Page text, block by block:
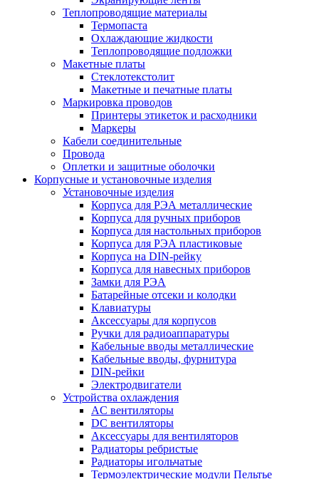
Теплопроводящие материалы
Термопаста
Охлаждающие жидкости
Теплопроводящие подложки
Макетные платы
Стеклотекстолит
Макетные и печатные платы
Маркировка проводов
Принтеры этикеток и расходники
Маркеры
Кабели соединительные
Провода
Оплетки и защитные оболочки
Корпусные и установочные изделия
Установочные изделия
Корпуса для РЭА металлические
Корпуса для ручных приборов
Корпуса для настольных приборов
Корпуса для РЭА пластиковые
Корпуса на DIN-рейку
Корпуса для навесных приборов
Замки для РЭА
Батарейные отсеки и колодки
Клавиатуры
Аксессуары для корпусов
Ручки для радиоаппаратуры
Кабельные вводы металлические
Кабельные вводы, фурнитура
DIN-рейки
Электродвигатели
Устройства охлаждения
AC вентиляторы
DC вентиляторы
Аксессуары для вентиляторов
Радиаторы ребристые
Радиаторы игольчатые
Термоэлектрические модули Пельтье